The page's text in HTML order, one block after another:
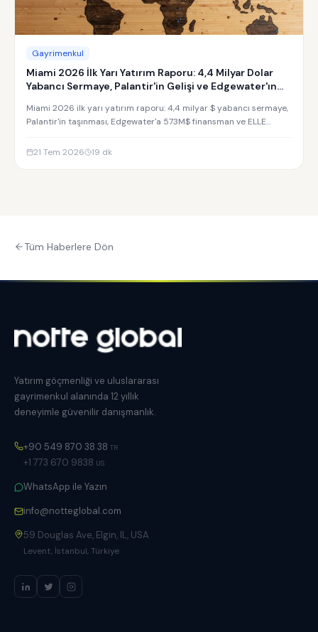
Gayrimenkul
Miami 2026 İlk Yarı Yatırım Raporu: 4,4 Milyar Dolar
Yabancı Sermaye, Palantir'in Gelişi ve Edgewater'ın
Miami 2026 ilk yarı yatırım raporu: 4,4 milyar $ yabancı sermaye,
Palantir'in taşınması, Edgewater'a 573M$ finansman ve ELLE
21 Tem 2026
19 dk
Tüm Haberlere Dön
Yatırım göçmenliği ve uluslararası
gayrimenkul alanında 12 yıllık
deneyimle güvenilir danışmanlık.
+90 549 870 38 38 TR
+1 773 670 9838 US
WhatsApp ile Yazın
info@notteglobal.com
59 Douglas Ave, Elgin, IL, USA
Levent, İstanbul, Türkiye